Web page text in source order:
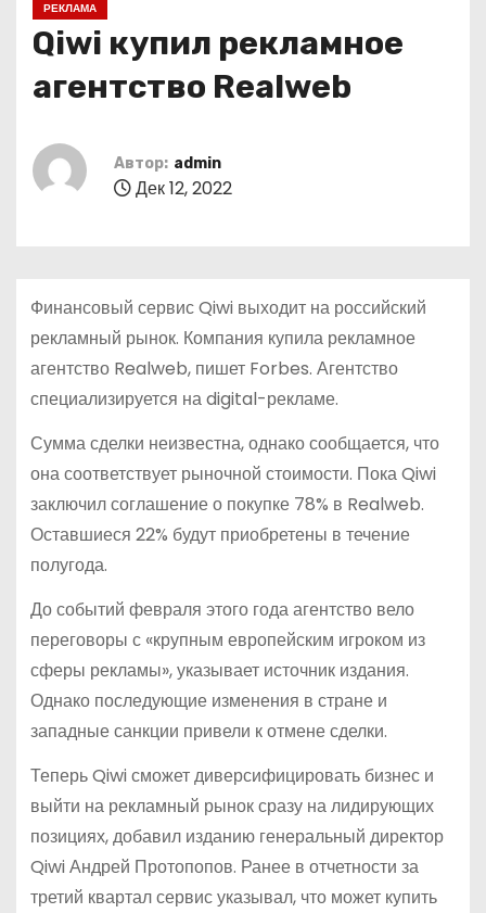
РЕКЛАМА
Qiwi купил рекламное
агентство Realweb
Автор: admin
Дек 12, 2022
Финансовый сервис Qiwi выходит на российский
рекламный рынок. Компания купила рекламное
агентство Realweb, пишет Forbes. Агентство
специализируется на digital-рекламе.
Сумма сделки неизвестна, однако сообщается, что
она соответствует рыночной стоимости. Пока Qiwi
заключил соглашение о покупке 78% в Realweb.
Оставшиеся 22% будут приобретены в течение
полугода.
До событий февраля этого года агентство вело
переговоры с «крупным европейским игроком из
сферы рекламы», указывает источник издания.
Однако последующие изменения в стране и
западные санкции привели к отмене сделки.
Теперь Qiwi сможет диверсифицировать бизнес и
выйти на рекламный рынок сразу на лидирующих
позициях, добавил изданию генеральный директор
Qiwi Андрей Протопопов. Ранее в отчетности за
третий квартал сервис указывал, что может купить